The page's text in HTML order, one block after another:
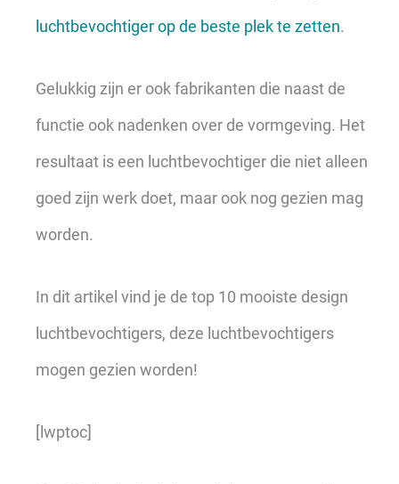
luchtbevochtiger op de beste plek te zetten.
Gelukkig zijn er ook fabrikanten die naast de
functie ook nadenken over de vormgeving. Het
resultaat is een luchtbevochtiger die niet alleen
goed zijn werk doet, maar ook nog gezien mag
worden.
In dit artikel vind je de top 10 mooiste design
luchtbevochtigers, deze luchtbevochtigers
mogen gezien worden!
[lwptoc]